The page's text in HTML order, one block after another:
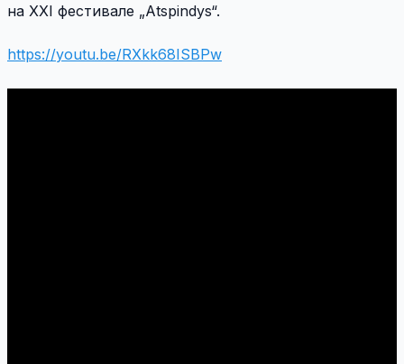
на XXI фестивале „Atspindys“.
https://youtu.be/RXkk68ISBPw